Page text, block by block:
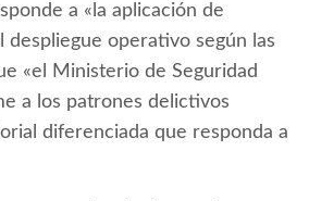
a «la aplicación de
operativo según las
«el Ministerio de Seguridad
a los patrones delictivos
diferenciada que responda a